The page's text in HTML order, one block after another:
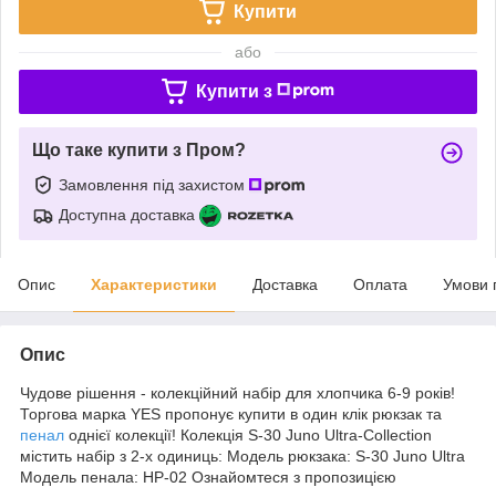
Купити
або
Купити з
Що таке купити з Пром?
Замовлення під захистом
Доступна доставка
Опис Характеристики Доставка Оплата Умови
Опис
Чудове рішення - колекційний набір для хлопчика 6-9 років!
Торгова марка YES пропонує купити в один клік рюкзак та
пенал однієї колекції! Колекція S-30 Juno Ultra-Collection
містить набір з 2-х одиниць: Модель рюкзака: S-30 Juno Ultra
Модель пенала: HP-02 Ознайомтеся з пропозицією